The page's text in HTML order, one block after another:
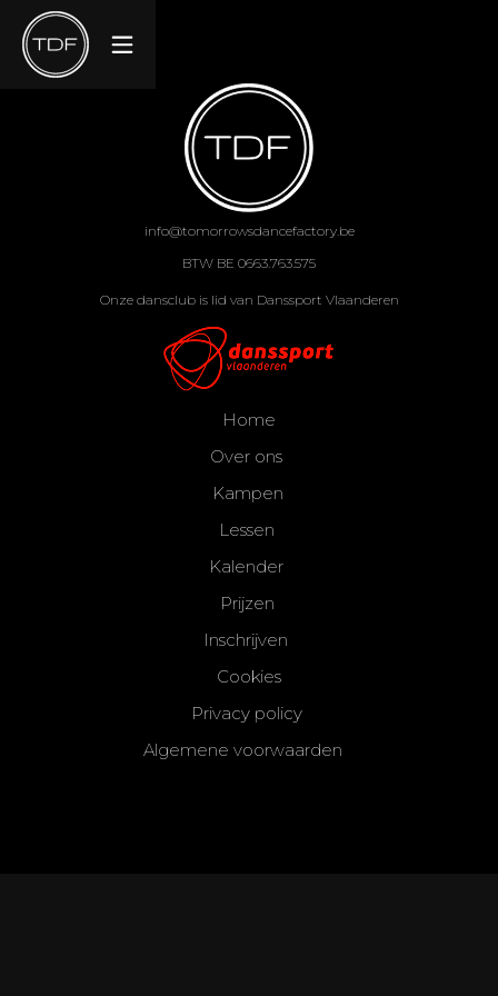
info@tomorrowsdancefactory.be
BTW BE 0663.763.575
Onze dansclub is lid van Danssport Vlaanderen
Home
Over ons
Kampen
Lessen
Kalender
Prijzen
Inschrijven
Cookies
Privacy policy
Algemene voorwaarden